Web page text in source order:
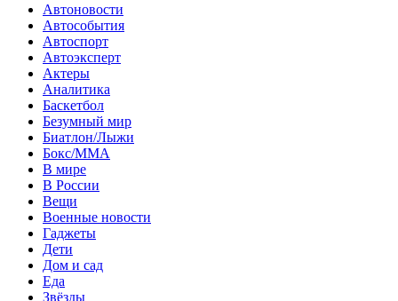
Автоновости
Автособытия
Автоспорт
Автоэксперт
Актеры
Аналитика
Баскетбол
Безумный мир
Биатлон/Лыжи
Бокс/MMA
В мире
В России
Вещи
Военные новости
Гаджеты
Дети
Дом и сад
Еда
Звёзды